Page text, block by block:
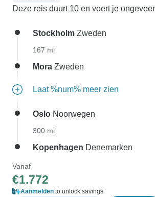
Deze reis duurt 10 en voert je
Stockholm Zweden
167 mi
Mora Zweden
Laat %num% meer zien
Oslo Noorwegen
300 mi
Kopenhagen Denemarken
Vanaf
€1.772
Aanmelden to unlock savings